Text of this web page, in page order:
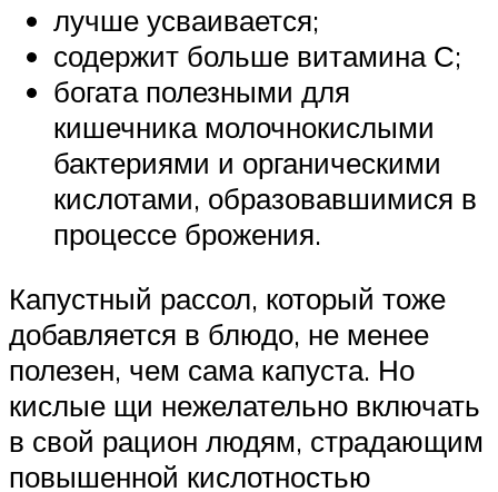
лучше усваивается;
содержит больше витамина С;
богата полезными для
кишечника молочнокислыми
бактериями и органическими
кислотами, образовавшимися в
процессе брожения.
Капустный рассол, который тоже
добавляется в блюдо, не менее
полезен, чем сама капуста. Но
кислые щи нежелательно включать
в свой рацион людям, страдающим
повышенной кислотностью